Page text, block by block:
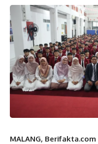
MALANG, Berifakta.com